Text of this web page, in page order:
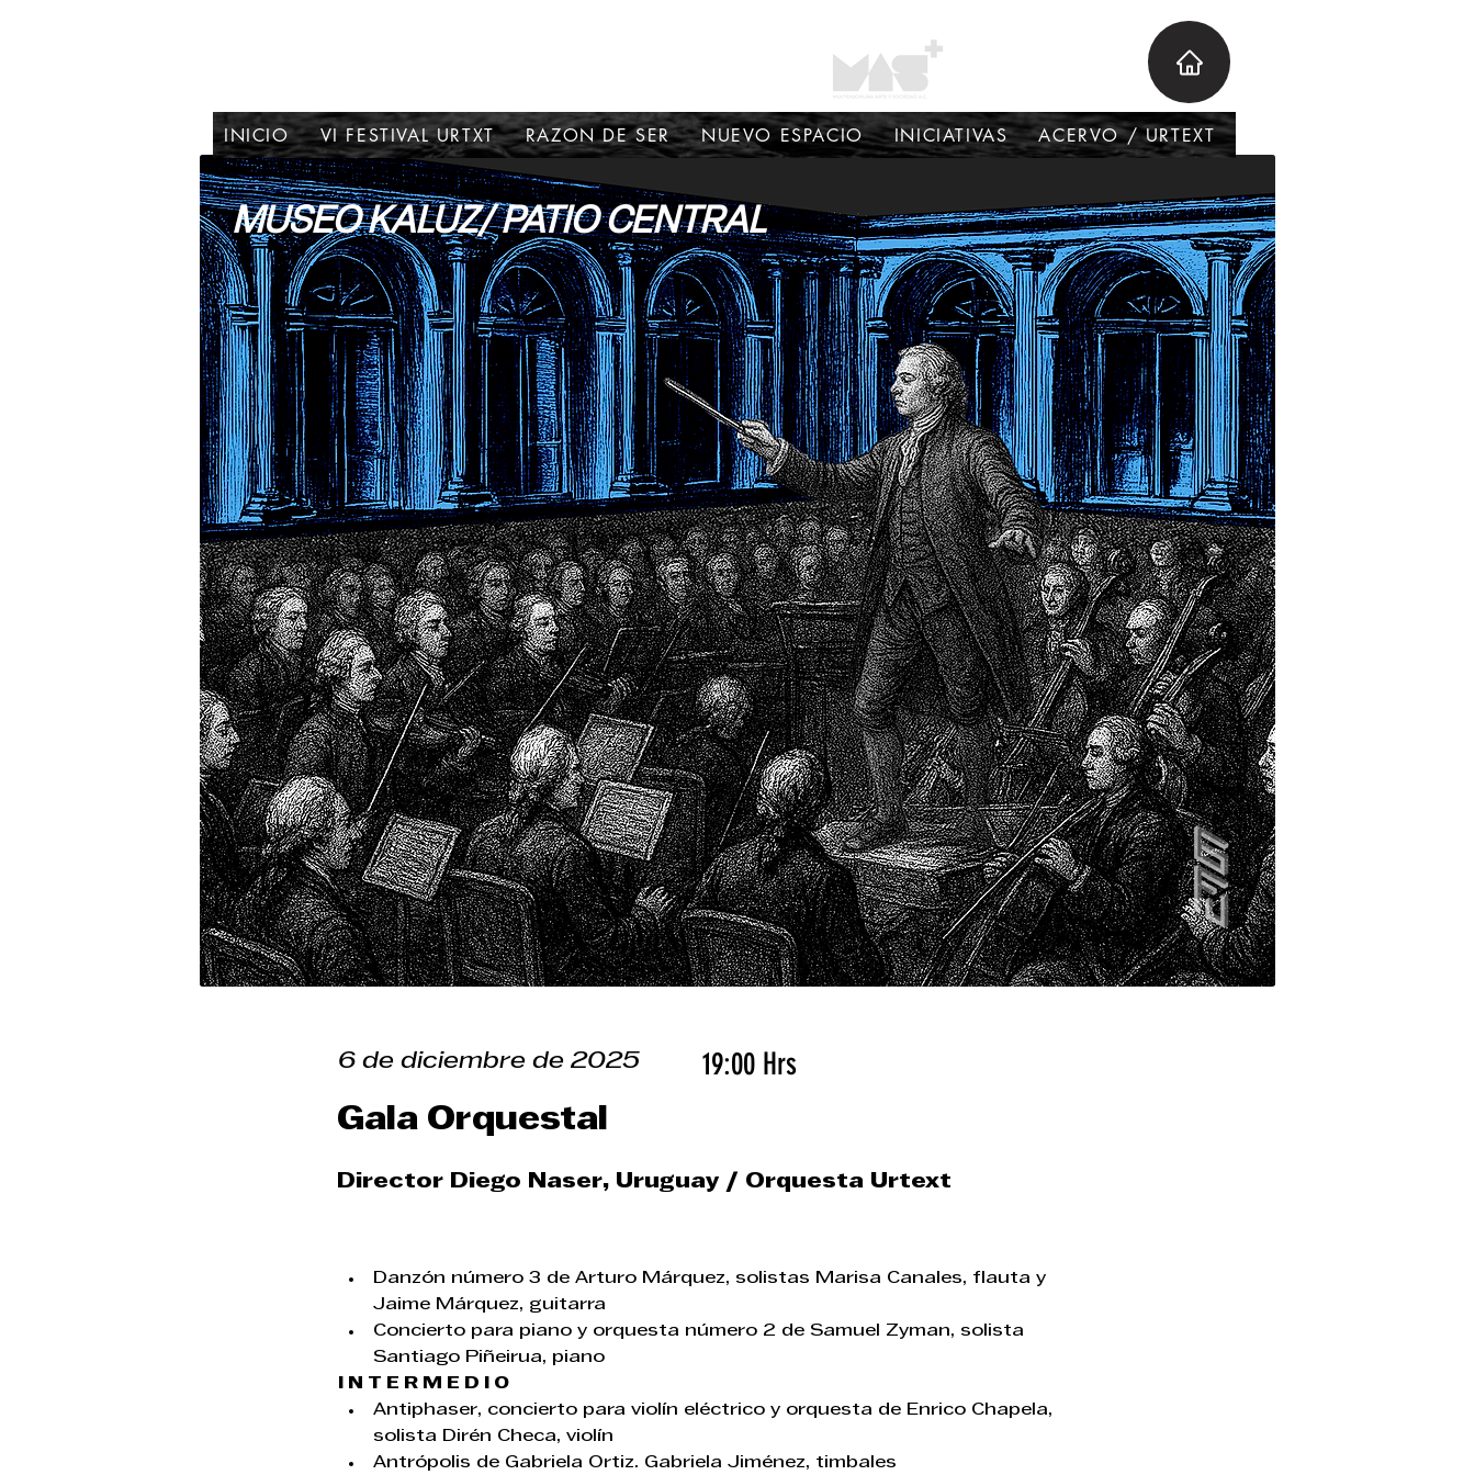
INICIO VI FESTIVAL URTXT RAZON DE SER NUEVO ESPACIO INICIATIVAS ACERVO / URTEXT
MUSEO KALUZ/ PATIO CENTRAL
19:00 Hrs
Gala Orquestal
Director Diego Naser, Uruguay / Orquesta Urtext
6 de diciembre de 2025
Danzón número 3 de Arturo Márquez, solistas Marisa Canales, flauta y
Jaime Márquez, guitarra
Concierto para piano y orquesta número 2 de Samuel Zyman, solista
Santiago Piñeirua, piano
I N T E R M E D I O
Antiphaser, concierto para violín eléctrico y orquesta de Enrico Chapela,
solista Dirén Checa, violín
Antrópolis de Gabriela Ortiz. Gabriela Jiménez, timbales